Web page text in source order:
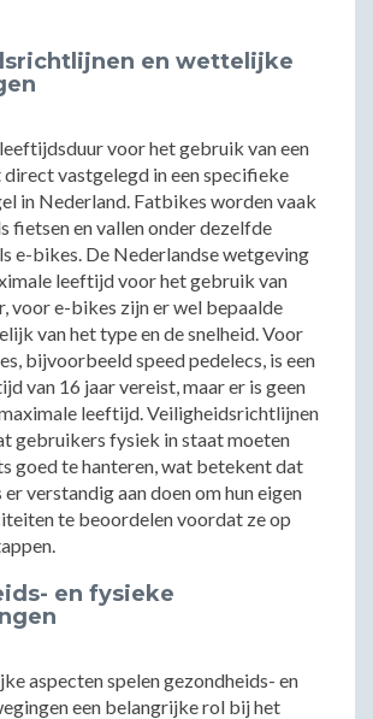
en wettelijke
voor het gebruik van een
vastgelegd in een specifieke
in Nederland. Fatbikes worden vaak
fietsen en vallen onder dezelfde
e-bikes. De Nederlandse wetgeving
leeftijd voor het gebruik van
voor e-bikes zijn er wel bepaalde
van het type en de snelheid. Voor
bijvoorbeeld speed pedelecs, is een
van 16 jaar vereist, maar er is geen
leeftijd. Veiligheidsrichtlijnen
gebruikers fysiek in staat moeten
goed te hanteren, wat betekent dat
verstandig aan doen om hun eigen
te beoordelen voordat ze op
en fysieke
aspecten spelen gezondheids- en
een belangrijke rol bij het